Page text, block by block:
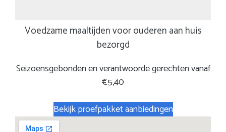
Voedzame maaltijden voor ouderen aan huis
bezorgd
Seizoensgebonden en verantwoorde gerechten vanaf
€5,40
Bekijk proefpakket aanbiedingen